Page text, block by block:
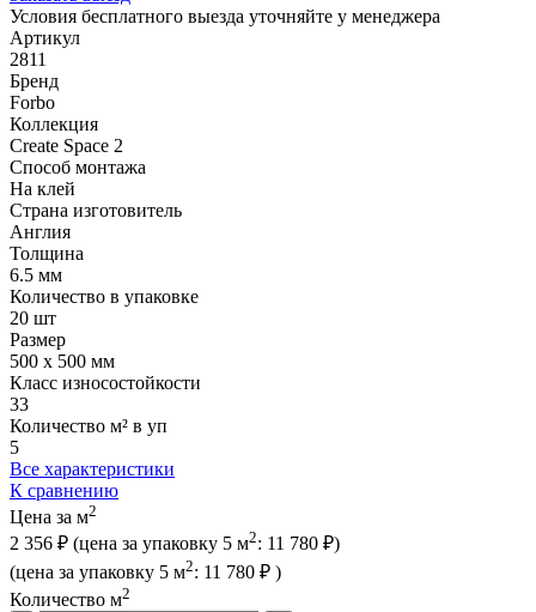
Условия бесплатного выезда уточняйте у менеджера
Артикул
2811
Бренд
Forbo
Коллекция
Create Space 2
Способ монтажа
На клей
Страна изготовитель
Англия
Толщина
6.5 мм
Количество в упаковке
20 шт
Размер
500 x 500 мм
Класс износостойкости
33
Количество м² в уп
5
Все характеристики
К сравнению
Цена за м2
2 356 ₽ (цена за упаковку 5 м2: 11 780 ₽)
(цена за упаковку 5 м2: 11 780 ₽ )
Количество м2